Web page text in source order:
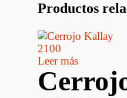
Productos
Leer más